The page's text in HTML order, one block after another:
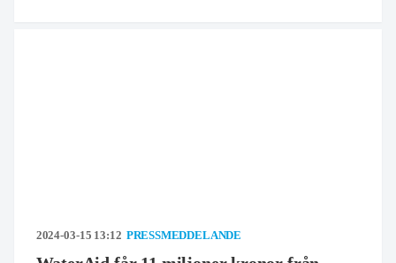
2024-03-15 13:12 PRESSMEDDELANDE